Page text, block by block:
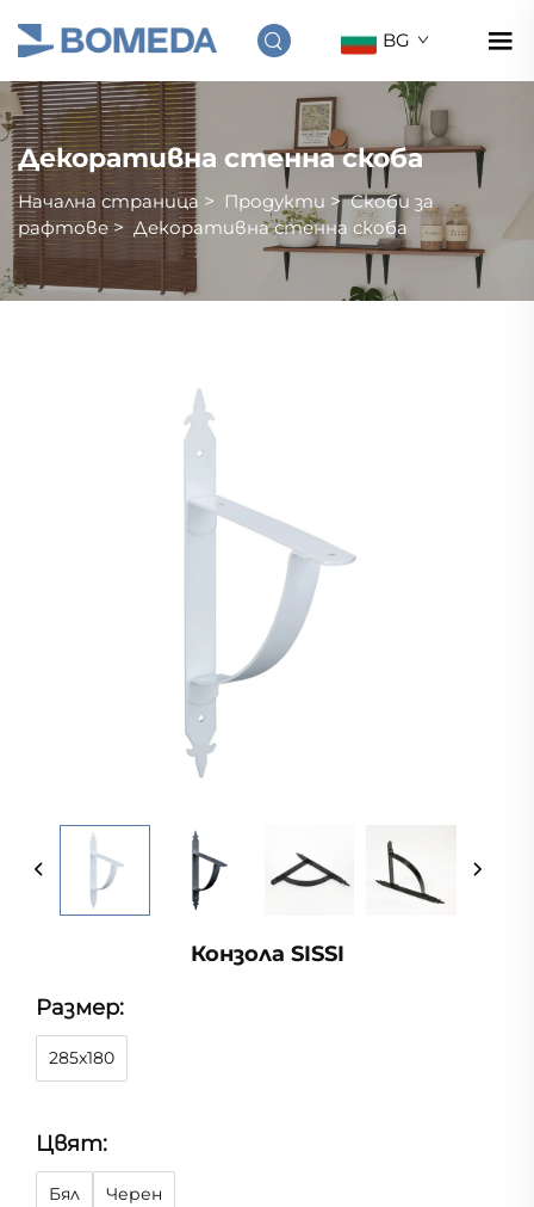
BG
Декоративна стенна скоба
Начална страница > Продукти >Скоби за
рафтове> Декоративна стенна скоба
Конзола SISSI
Размер:
285x180
Цвят:
Бял Черен